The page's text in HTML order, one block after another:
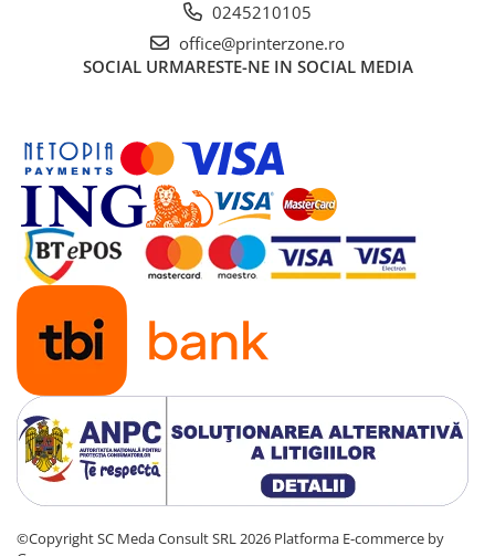
0245210105
office@printerzone.ro
SOCIAL URMARESTE-NE IN SOCIAL MEDIA
©Copyright SC Meda Consult SRL 2026 Platforma E-commerce by